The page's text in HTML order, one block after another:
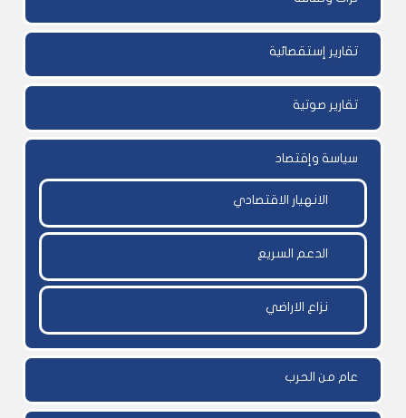
تقارير إستقصائية
تقارير صوتية
سياسة وإقتصاد
الانهيار الاقتصادي
الدعم السريع
نزاع الاراضي
عام من الحرب